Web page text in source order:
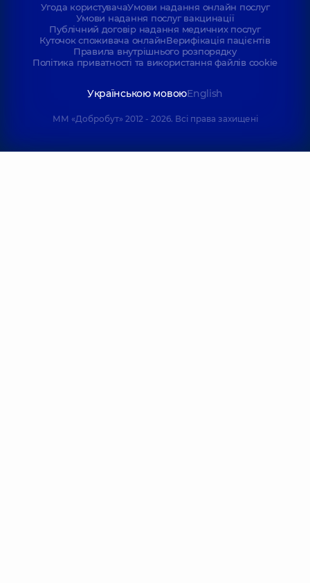
Угода користувачаУмови надання онлайн послуг
Умови надання послуг вакцинації
Публічний договір надання медичних послуг
Куточок споживача онлайнВерифікація пацієнтів
Правила внутрішнього розпорядку
Політика приватності та використання файлів cookie
Українською мовоюEnglish
ММ «Добробут» 2012 - 2026. Всі права захищені